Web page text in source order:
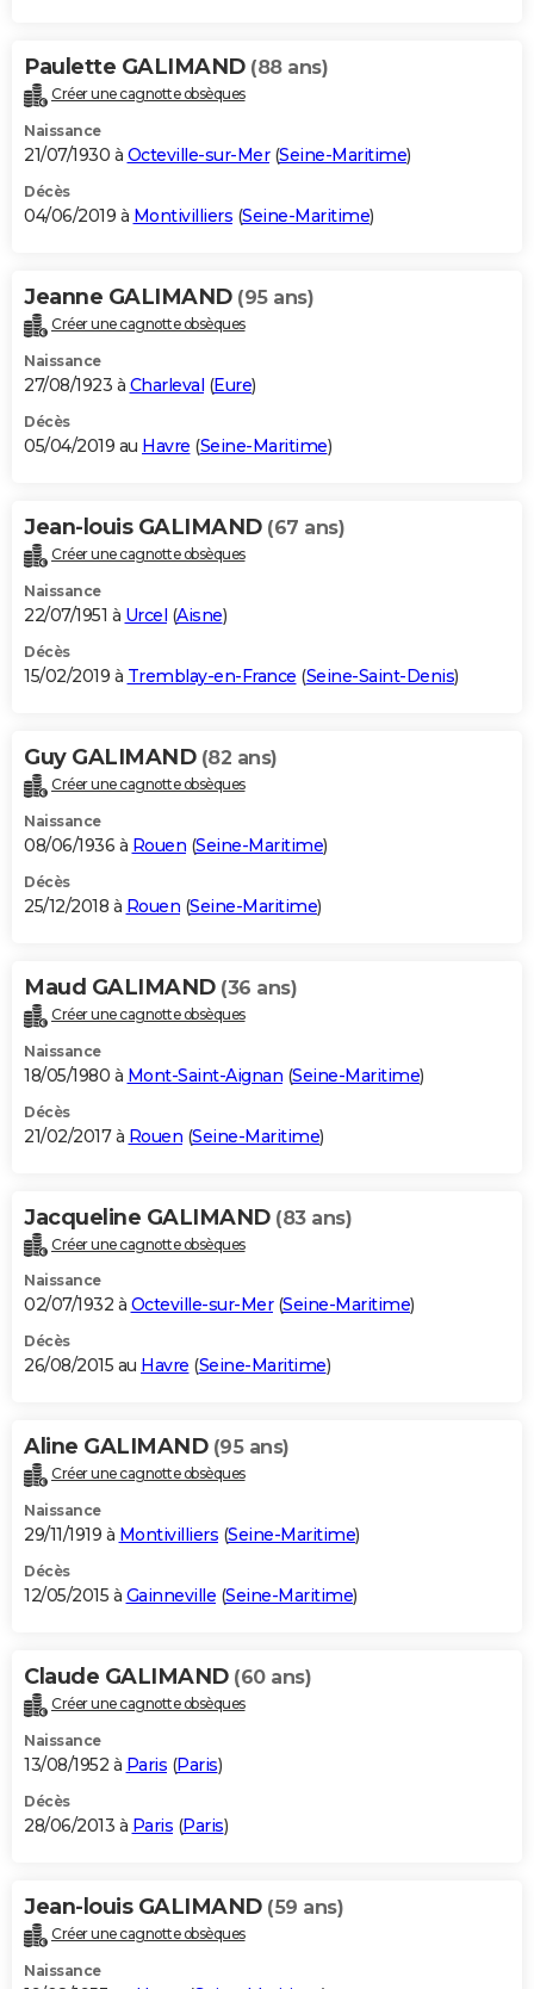
Paulette GALIMAND (88 ans)
Créer une cagnotte obsèques
Naissance
21/07/1930 à Octeville-sur-Mer(Seine-Maritime)
Décès
04/06/2019 à Montivilliers (Seine-Maritime)
Jeanne GALIMAND (95 ans)
Créer une cagnotte obsèques
Naissance
27/08/1923 à Charleval (Eure)
Décès
05/04/2019 au Havre (Seine-Maritime)
Jean-louis GALIMAND (67 ans)
Créer une cagnotte obsèques
Naissance
22/07/1951 à Urcel (Aisne)
Décès
15/02/2019 à Tremblay-en-France (Seine-Saint-Denis)
Guy GALIMAND (82 ans)
Créer une cagnotte obsèques
Naissance
08/06/1936 à Rouen (Seine-Maritime)
Décès
25/12/2018 à Rouen (Seine-Maritime)
Maud GALIMAND (36 ans)
Créer une cagnotte obsèques
Naissance
18/05/1980 à Mont-Saint-Aignan (Seine-Maritime)
Décès
21/02/2017 à Rouen (Seine-Maritime)
Jacqueline GALIMAND (83 ans)
Créer une cagnotte obsèques
Naissance
02/07/1932 à Octeville-sur-Mer(Seine-Maritime)
Décès
26/08/2015 au Havre (Seine-Maritime)
Aline GALIMAND (95 ans)
Créer une cagnotte obsèques
Naissance
29/11/1919 à Montivilliers (Seine-Maritime)
Décès
12/05/2015 à Gainneville (Seine-Maritime)
Claude GALIMAND (60 ans)
Créer une cagnotte obsèques
Naissance
13/08/1952 à Paris (Paris)
Décès
28/06/2013 à Paris (Paris)
Jean-louis GALIMAND (59 ans)
Créer une cagnotte obsèques
Naissance